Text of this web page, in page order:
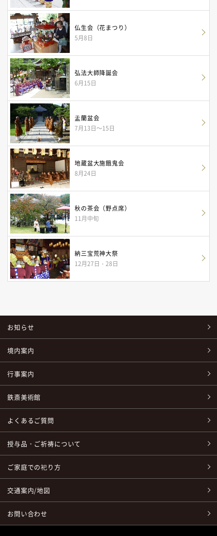
仏生会（花まつり）
5月8日
弘法大師降誕会
6月15日
盂蘭盆会
7月13日～15日
地蔵盆大施餓鬼会
8月24日
秋の茶会（野点席）
11月中旬
納三宝荒神大祭
12月27日・28日
お知らせ
境内案内
行事案内
鉄斎美術館
よくあるご質問
授与品・ご祈祷について
ご家庭での祀り方
交通案内/地図
お問い合わせ